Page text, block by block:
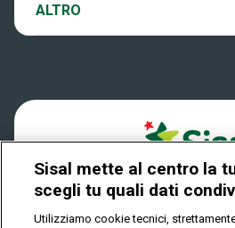
Play Your Date
Dove si gioca
Quanto si vince
Come riscuotere
ALTRO
Notifiche
Privacy
Sisal mette al centro la
scegli tu quali dati
Utilizziamo cookie tecnici,